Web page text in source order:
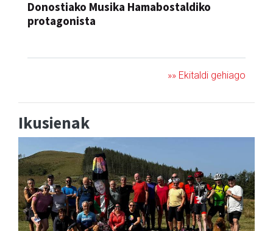
Donostiako Musika Hamabostaldiko
protagonista
»» Ekitaldi gehiago
Ikusienak